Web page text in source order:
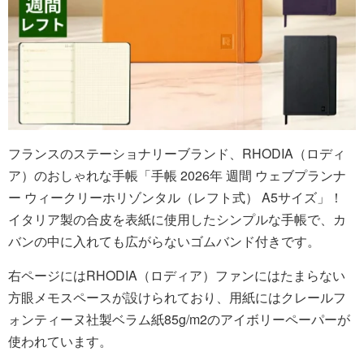
フランスのステーショナリーブランド、RHODIA（ロディ
ア）のおしゃれな手帳「手帳 2026年 週間 ウェブプランナ
ー ウィークリーホリゾンタル（レフト式） A5サイズ」！
イタリア製の合皮を表紙に使用したシンプルな手帳で、カ
バンの中に入れても広がらないゴムバンド付きです。
右ページにはRHODIA（ロディア）ファンにはたまらない
方眼メモスペースが設けられており、用紙にはクレールフ
ォンティーヌ社製ベラム紙85g/m2のアイボリーペーパーが
使われています。